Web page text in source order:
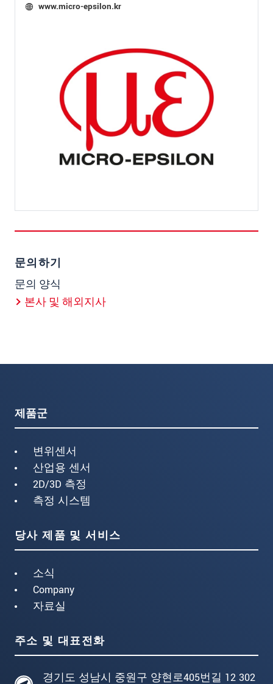
www.micro-epsilon.kr
문의하기
문의 양식
본사 및 해외지사
제품군
변위센서
산업용 센서
2D/3D 측정
측정 시스템
당사 제품 및 서비스
소식
Company
자료실
주소 및 대표전화
경기도 성남시 중원구 양현로405번길 12 302